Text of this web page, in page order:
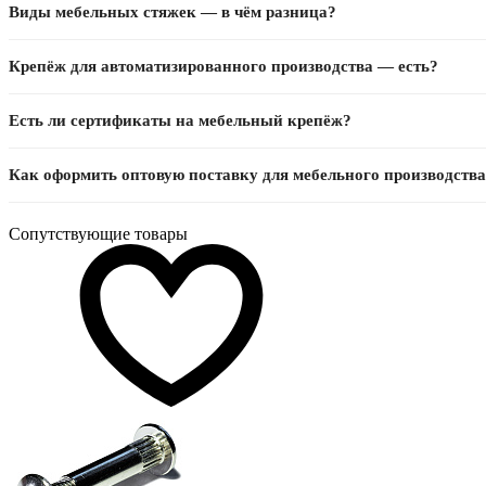
Виды мебельных стяжек — в чём разница?
крепежа снаружи.
Крепёж для автоматизированного производства — есть?
Есть ли сертификаты на мебельный крепёж?
Как оформить оптовую поставку для мебельного
Сопутствующие товары